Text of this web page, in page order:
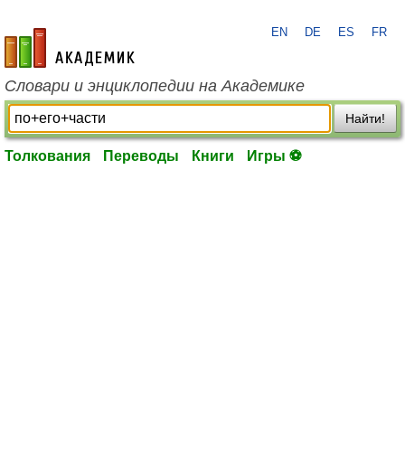
academic.ru
EN DE ES FR
Словари и энциклопедии на Академике
Найти!
Толкования Переводы Книги Игры ⚽